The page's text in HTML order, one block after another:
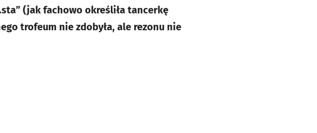
(jak fachowo określiła tancerkę
trofeum nie zdobyła, ale rezonu nie